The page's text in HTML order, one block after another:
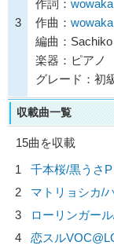
3
作詞： wowaka
作曲： wowaka
編曲：Sachiko
楽器：ピアノ
グレード：初
収載曲一覧
15曲を収載
1
千本桜/黒うさ
2
マトリョシカ/
3
ローリンガー
4
恋スル